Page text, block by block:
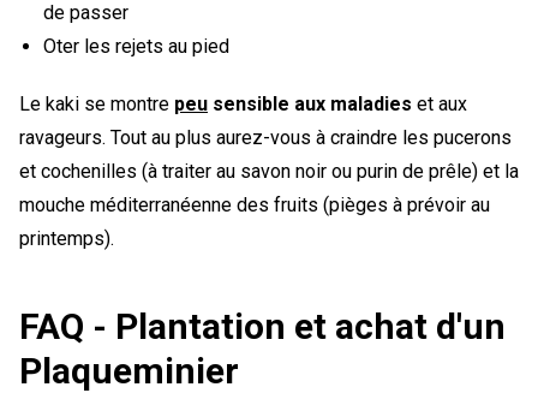
de passer
Oter les rejets au pied
Le kaki se montre peu sensible aux maladies et aux
ravageurs. Tout au plus aurez-vous à craindre les pucerons
et cochenilles (à traiter au savon noir ou purin de prêle) et la
mouche méditerranéenne des fruits (pièges à prévoir au
printemps).
FAQ - Plantation et achat d'un
Plaqueminier